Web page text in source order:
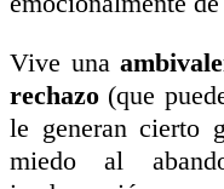
Vive una
rechazo (que
le generan cierto
miedo al